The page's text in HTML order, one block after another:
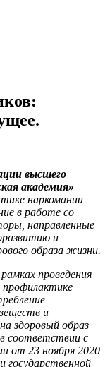
высшего
академия»
наркомании
в работе со
направленные
и
образа жизни.
проведения
профилактике
и
здоровый образ
соответствии с
от 23 ноября 2020